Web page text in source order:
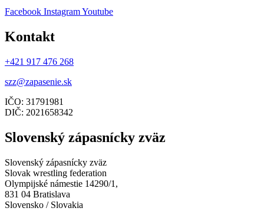
Facebook InstagramYoutube
Kontakt
+421 917 476 268
szz@zapasenie.sk
IČO: 31791981
DIČ: 2021658342
Slovenský zápasnícky zväz
Slovenský zápasnícky zväz
Slovak wrestling federation
Olympijské námestie 14290/1,
831 04 Bratislava
Slovensko / Slovakia